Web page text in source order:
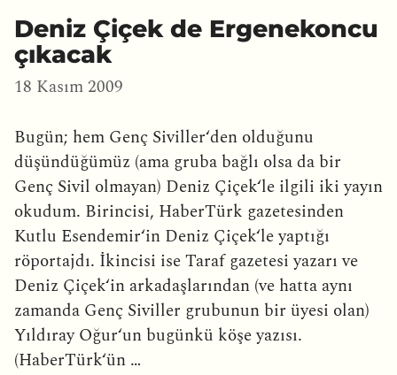
Deniz Çiçek de Ergenekoncu
çıkacak
18 Kasım 2009
Bugün; hem Genç Siviller‘den olduğunu
düşündüğümüz (ama gruba bağlı olsa da bir
Genç Sivil olmayan) Deniz Çiçek‘le ilgili iki yayın
okudum. Birincisi, HaberTürk gazetesinden
Kutlu Esendemir‘in Deniz Çiçek‘le yaptığı
röportajdı. İkincisi ise Taraf gazetesi yazarı ve
Deniz Çiçek‘in arkadaşlarından (ve hatta aynı
zamanda Genç Siviller grubunun bir üyesi olan)
Yıldıray Oğur‘un bugünkü köşe yazısı.
(HaberTürk‘ün …